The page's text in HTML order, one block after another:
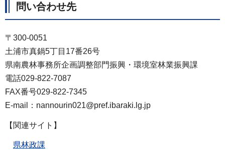
問い合わせ先
〒300-0051
土浦市真鍋5丁目17番26号
県南農林事務所企画調整部門振興・環境室林業振興課
電話029-822-7087
FAX番号029-822-7345
E-mail：nannourin021@pref.ibaraki.lg.jp
【関連サイト】
県林政課